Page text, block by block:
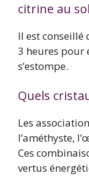
citrine au
Il est conseillé
3 heures pour
s’estompe.
Quels
Les
l’améthyste,
Ces
vertus